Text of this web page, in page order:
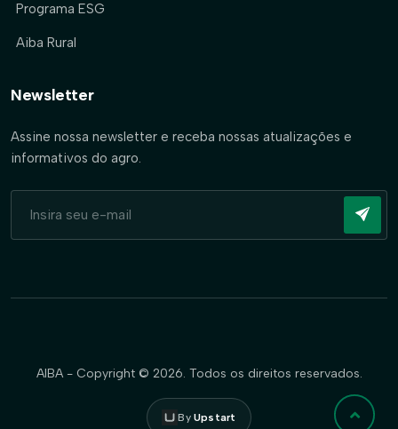
Programa ESG
Aiba Rural
Newsletter
Assine nossa newsletter e receba nossas atualizações e
informativos do agro.
AIBA - Copyright © 2026. Todos os direitos reservados.
ByUpstart